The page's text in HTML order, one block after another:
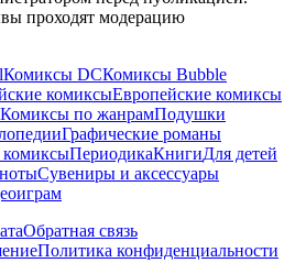
проходят модерацию
Комиксы DCКомиксы Bubble
комиксыЕвропейские комиксы
Комиксы по жанрамПодушки
Графические романы
комиксыПериодикаКнигиДля детей
Сувениры и аксессуары
Обратная связь
Политика конфиденциальности